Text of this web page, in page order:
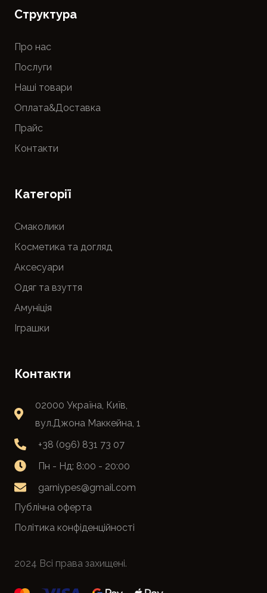
Cтруктура
Про нас
Послуги
Наші товари
Оплата&Доставка
Прайс
Контакти
Категорії
Смаколики
Косметика та догляд
Аксесуари
Одяг та взуття
Амуніція
Іграшки
Контакти
02000 Україна, Київ,
вул.Джона Маккейна, 1
+38 (096) 831 73 07
Пн - Нд: 8:00 - 20:00
garniypes@gmail.com
Публічна оферта
Політика конфіденційності
2024 Всі права захищені.